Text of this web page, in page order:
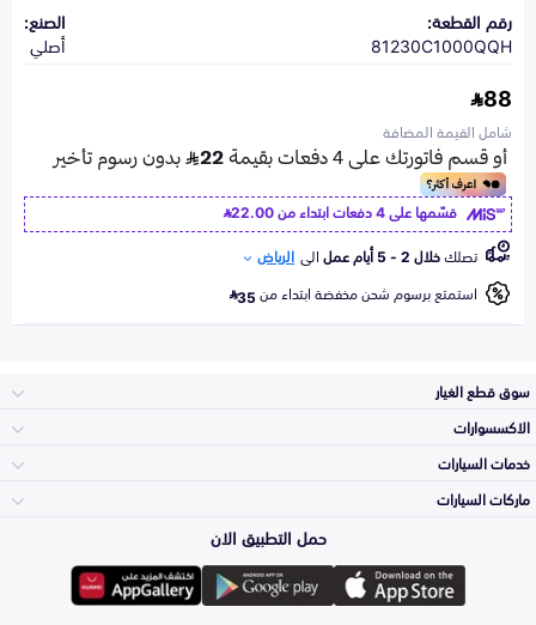
رقم القطعة:
81230C1000QQH
الصنع:
أصلي
88
شامل القيمة المضافة
قسّمها على 4 دفعات ابتداء من
22.00
تصلكخلال 2 - 5 أيام عمل الى الرياض
استمتع برسوم شحن مخفضة ابتداء من35
سوق قطع الغيار
المكائن، القيرات
وملحقاتها
الاكسسوارات
لوازم الرحلات
خدمات السيارات
الأكثر مبيعاً
ماركات السيارات
تويوتا
حمل التطبيق الان